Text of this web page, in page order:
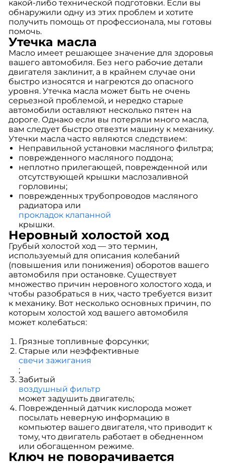
какой-либо технической подготовки. Если вы
обнаружили одну из этих проблем и хотите
получить помощь от профессионала, мы готовы
помочь.
Утечка масла
Масло имеет решающее значение для здоровья
вашего автомобиля. Без него рабочие детали
двигателя заклинит, а в крайнем случае они
быстро износятся и нагреются до опасного
уровня. Утечка масла может быть не очень
серьезной проблемой, и нередко старые
автомобили оставляют несколько пятен на
дороге. Однако если вы потеряли много масла,
вам следует быстро отвезти машину к механику.
Утечки масла часто являются следствием:
Неправильной установки масляного фильтра;
поврежденного масляного поддона;
неплотно прилегающей, поврежденной или
отсутствующей крышки маслозаливной
горловины;
поврежденных трубопроводов масляного
радиатора или
прокладок клапанной
крышки.
Неровный холостой ход
Грубый холостой ход — это термин,
используемый для описания колебаний
(повышения или понижения) оборотов вашего
автомобиля при остановке. Существует
множество причин неровного холостого хода, и
чтобы разобраться в них, часто требуется визит
к механику. Вот несколько основных причин, по
которым холостой ход вашего автомобиля
может колебаться:
Грязные топливные форсунки;
Старые или неэффективные
свечи зажигания
;
Забитый
воздушный фильтр
может задушить двигатель;
Поврежденный датчик кислорода может
посылать неверную информацию в
компьютер вашего двигателя, что приводит к
тому, что двигатель работает в обедненном
или обогащенном режиме.
Ключ не поворачивается